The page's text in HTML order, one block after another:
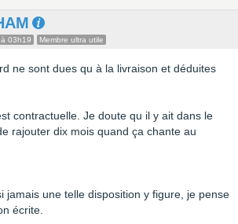
03h19 Membre ultra utile
ne sont dues qu à la livraison et déduites
contractuelle. Je doute qu il y ait dans le
rajouter dix mois quand ça chante au
jamais une telle disposition y figure, je pense
écrite.